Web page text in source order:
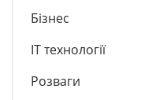
Бізнес
IT технології
Розваги